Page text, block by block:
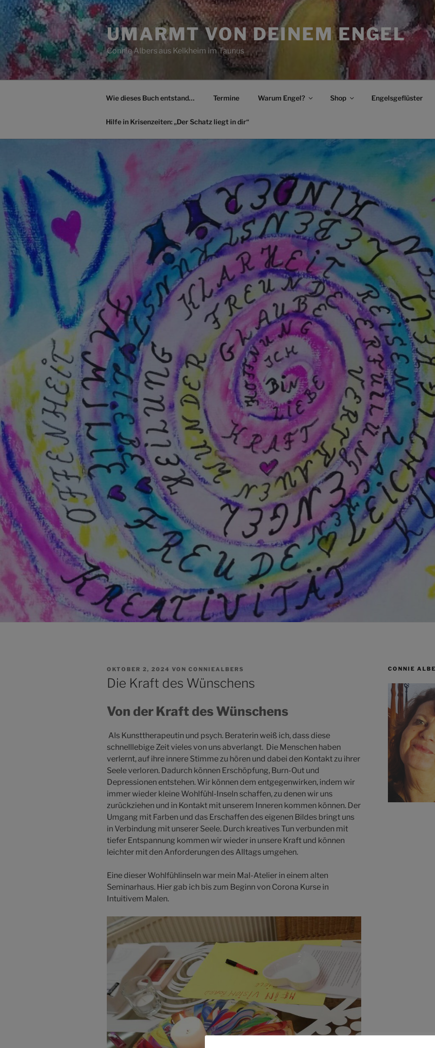
Zum
Inhalt
springen
UMARMT VON DEINEM ENGEL
Connie Albers aus Kelkheim im Taunus
Wie dieses Buch entstand… Termine Warum Engel? Shop Engelsgeflüster
Hilfe in Krisenzeiten: „Der Schatz liegt in dir“
VERÖFFENTLICHT
AM
OKTOBER 2, 2024 VON CONNIEALBERS
Die Kraft des Wünschens
Von der Kraft des Wünschens
Als Kunsttherapeutin und psych. Beraterin weiß ich, dass diese
schnelllebige Zeit vieles von uns abverlangt. Die Menschen haben
verlernt, auf ihre innere Stimme zu hören und dabei den Kontakt zu ihrer
Seele verloren. Dadurch können Erschöpfung, Burn-Out und
Depressionen entstehen. Wir können dem entgegenwirken, indem wir
immer wieder kleine Wohlfühl-Inseln schaffen, zu denen wir uns
zurückziehen und in Kontakt mit unserem Inneren kommen können. Der
Umgang mit Farben und das Erschaffen des eigenen Bildes bringt uns
in Verbindung mit unserer Seele. Durch kreatives Tun verbunden mit
tiefer Entspannung kommen wir wieder in unsere Kraft und können
leichter mit den Anforderungen des Alltags umgehen.
Eine dieser Wohlfühlinseln war mein Mal-Atelier in einem alten
Seminarhaus. Hier gab ich bis zum Beginn von Corona Kurse in
Intuitivem Malen.
CONNIE